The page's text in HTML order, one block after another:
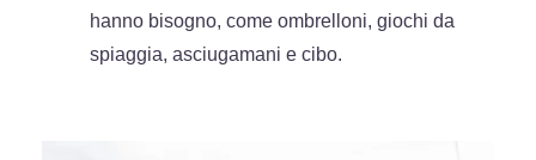
hanno bisogno, come ombrelloni, giochi da
spiaggia, asciugamani e cibo.